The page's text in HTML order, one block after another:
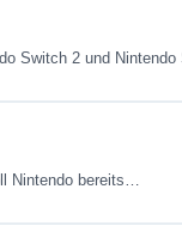
Switch 2 und
Nintendo bereits…